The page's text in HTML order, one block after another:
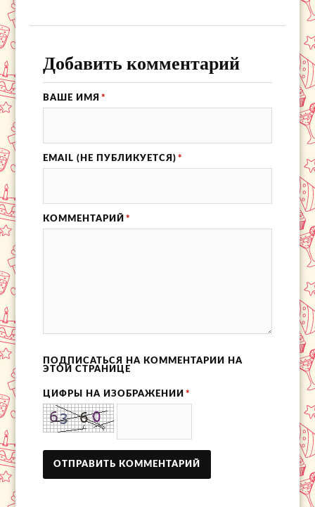
Добавить комментарий
ВАШЕ ИМЯ *
EMAIL (НЕ ПУБЛИКУЕТСЯ) *
КОММЕНТАРИЙ *
ПОДПИСАТЬСЯ НА КОММЕНТАРИИ НА
ЭТОЙ СТРАНИЦЕ
ЦИФРЫ НА ИЗОБРАЖЕНИИ *